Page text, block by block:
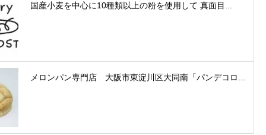
国産小麦を中心に10種類以上の粉を使用して 真面目...
メロンパン専門店 大阪市東淀川区大同南「パンデコロ...